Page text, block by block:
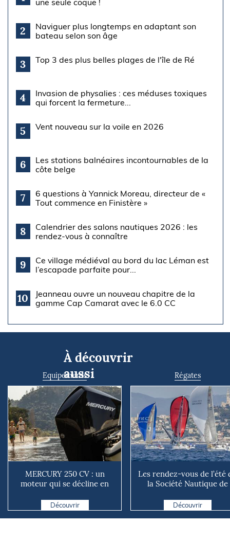
une seule coque !
2
Naviguer plus longtemps en adaptant son
bateau selon son âge
3 Top 3 des plus belles plages de l'île de Ré
4
Invasion de physalies : ces méduses toxiques
qui forcent la fermeture...
5 Vent nouveau sur la voile en 2026
6
Les stations balnéaires incontournables de la
côte belge
7
6 questions à Yannick Moreau, directeur de «
Tout commence en Finistère »
8
Calendrier des salons nautiques 2026 : les
rendez-vous à connaître
9
Ce village médiéval au bord du lac Léman est
l’escapade parfaite pour...
10
Jeanneau ouvre un nouveau chapitre de la
gamme Cap Camarat avec le 6.0 CC
À découvrir
aussi
Equipements
MERCURY 250 CV : un
moteur qui se décline en
Découvrir
Régates
Les rendez-vous de l’été
la Société Nautique de
Découvrir